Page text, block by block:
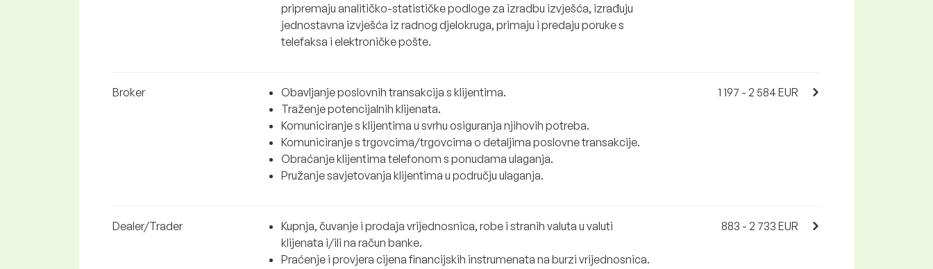
pripremaju analitičko-statističke podloge za izradbu izvješća, izrađuju
jednostavna izvješća iz radnog djelokruga, primaju i predaju poruke s
telefaksa i elektroničke pošte.
Broker
Obavljanje poslovnih transakcija s klijentima.
Traženje potencijalnih klijenata.
Komuniciranje s klijentima u svrhu osiguranja njihovih potreba.
Komuniciranje s trgovcima/trgovcima o detaljima poslovne transakcije.
Obraćanje klijentima telefonom s ponudama ulaganja.
Pružanje savjetovanja klijentima u području ulaganja.
1 197 - 2 584 EUR
Dealer/Trader
Kupnja, čuvanje i prodaja vrijednosnica, robe i stranih valuta u valuti
klijenata i/ili na račun banke.
Praćenje i provjera cijena financijskih instrumenata na burzi vrijednosnica.
883 - 2 733 EUR